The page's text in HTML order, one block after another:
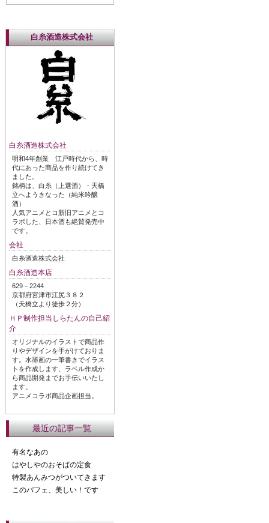
白糸酒造株式会社
白糸酒造株式会社
明和4年創業 江戸時代から、時
代にあった商品を作り続けてき
ました。
銘柄は、白糸（上選酒）・天橋
立へようきなった（純米吟醸
酒）
人気アニメとコ新旧アニメとコ
ラボした、日本酒も絶賛発売中
です。
会社
白糸酒造株式会社
白糸酒造本店
629－2244
京都府宮津市江尻３８２
（天橋立より徒歩２分）
ＨＰ制作担当しらたんの自己紹
介
オリジナルのイラストで商品作
りやデザインを手がけておりま
す。水墨画の一筆書きでイラス
トを作成します、ラベル作成か
ら商品開発までお手伝いいたし
ます。
アニメコラボ商品企画担当。
最近の記事一覧
有名なあの
はやしやのおそばの定食
特製あんみつがついてきます
このパフェ、美しい！です